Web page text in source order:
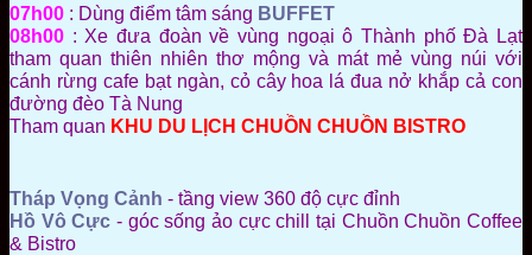
07h00 : Dùng điểm tâm sáng BUFFET
08h00 : Xe đưa đoàn về vùng ngoại ô Thành phố Đà Lạt
tham quan thiên nhiên thơ mộng và mát mẻ vùng núi với
cánh rừng cafe bạt ngàn, cỏ cây hoa lá đua nở khắp cả con
đường đèo Tà Nung
Tham quan KHU DU LỊCH CHUỒN CHUỒN BISTRO
Tháp Vọng Cảnh - tầng view 360 độ cực đỉnh
Hồ Vô Cực - góc sống ảo cực chill tại Chuồn Chuồn Coffee
& Bistro